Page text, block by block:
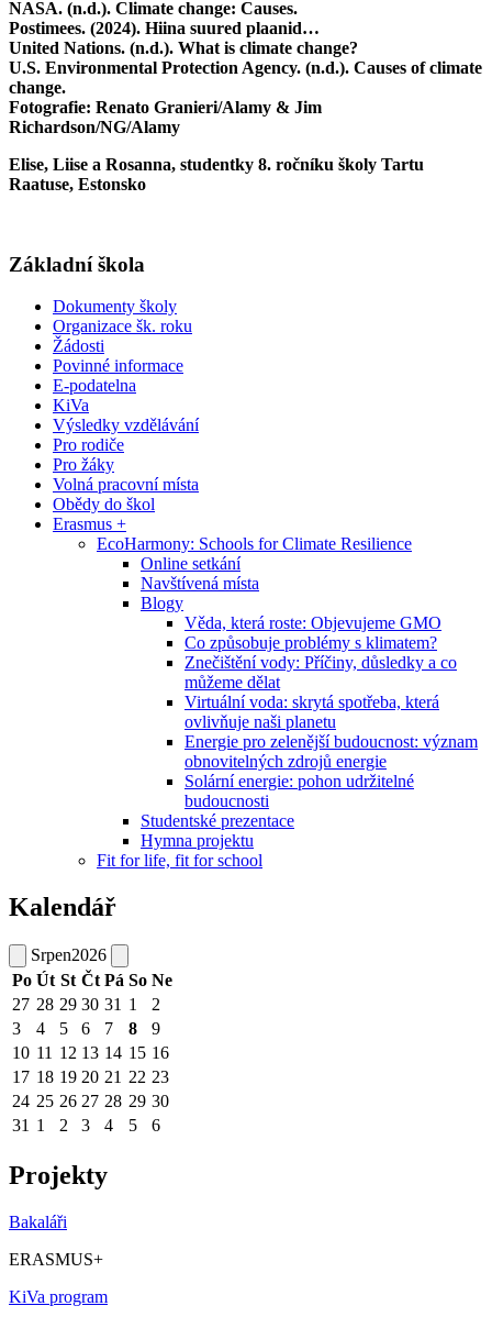
NASA. (n.d.). Climate change: Causes.
Postimees. (2024). Hiina suured plaanid…
United Nations. (n.d.). What is climate change?
U.S. Environmental Protection Agency. (n.d.). Causes of climate
change.
Fotografie: Renato Granieri/Alamy & Jim
Richardson/NG/Alamy
Elise, Liise a Rosanna, studentky 8. ročníku školy Tartu
Raatuse, Estonsko
Základní škola
Dokumenty školy
Organizace šk. roku
Žádosti
Povinné informace
E-podatelna
KiVa
Výsledky vzdělávání
Pro rodiče
Pro žáky
Volná pracovní místa
Obědy do škol
Erasmus +
EcoHarmony: Schools for Climate Resilience
Online setkání
Navštívená místa
Blogy
Věda, která roste: Objevujeme GMO
Co způsobuje problémy s klimatem?
Znečištění vody: Příčiny, důsledky a co
můžeme dělat
Virtuální voda: skrytá spotřeba, která
ovlivňuje naši planetu
Energie pro zelenější budoucnost: význam
obnovitelných zdrojů energie
Solární energie: pohon udržitelné
budoucnosti
Studentské prezentace
Hymna projektu
Fit for life, fit for school
Kalendář
Srpen2026
Po Út St Čt Pá So Ne
27 28 29 30 31 1
2
3
4 5 6 7 8
9
10 11 12 13 14 15 16
17 18 19 20 21 22 23
24 25 26 27 28 29 30
31 1 2 3 4 5 6
Projekty
Bakaláři
ERASMUS+
KiVa program